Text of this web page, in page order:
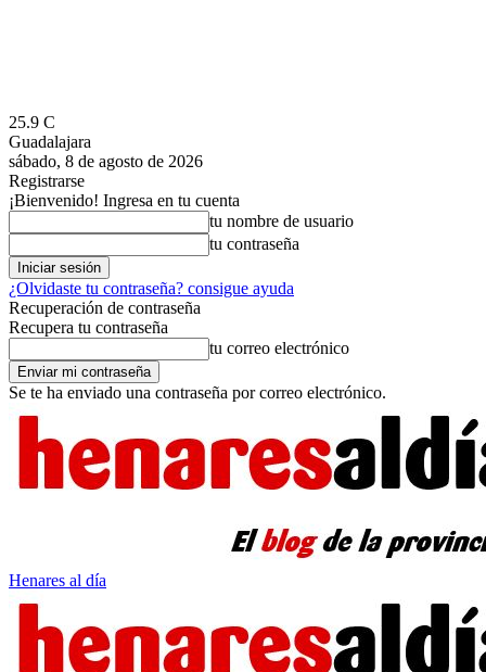
25.9 C
Guadalajara
sábado, 8 de agosto de 2026
Registrarse
¡Bienvenido! Ingresa en tu cuenta
tu nombre de usuario
tu contraseña
¿Olvidaste tu contraseña? consigue ayuda
Recuperación de contraseña
Recupera tu contraseña
tu correo electrónico
Se te ha enviado una contraseña por correo electrónico.
Henares al día